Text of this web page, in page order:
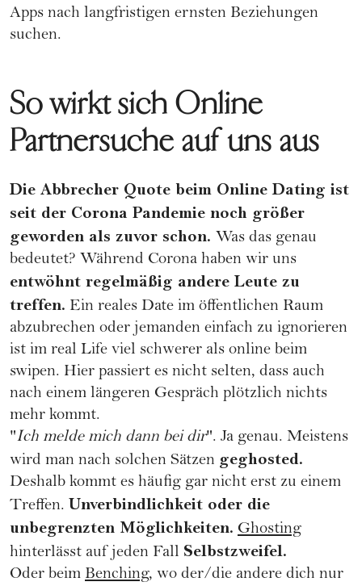
Apps nach langfristigen ernsten Beziehungen
suchen.
So wirkt sich Online
Partnersuche auf uns aus
Die Abbrecher Quote beim Online Dating ist
seit der Corona Pandemie noch größer
geworden als zuvor schon. Was das genau
bedeutet? Während Corona haben wir uns
entwöhnt regelmäßig andere Leute zu
treffen. Ein reales Date im öffentlichen Raum
abzubrechen oder jemanden einfach zu ignorieren
ist im real Life viel schwerer als online beim
swipen. Hier passiert es nicht selten, dass auch
nach einem längeren Gespräch plötzlich nichts
mehr kommt.
"Ich melde mich dann bei dir". Ja genau. Meistens
wird man nach solchen Sätzen geghosted.
Deshalb kommt es häufig gar nicht erst zu einem
Treffen. Unverbindlichkeit oder die
unbegrenzten Möglichkeiten. Ghosting
hinterlässt auf jeden Fall Selbstzweifel.
Oder beim Benching, wo der/die andere dich nur